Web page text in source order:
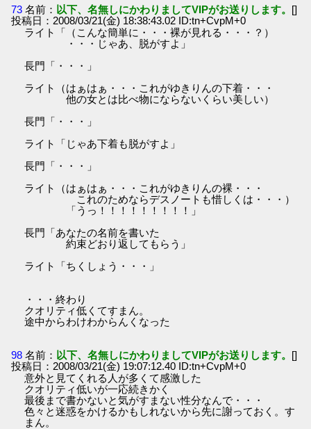
73 名前： 以下、名無しにかわりましてVIPがお送りします。 []
投稿日：2008/03/21(金) 18:38:43.02 ID:tn+CvpM+0
ライト「（こんな簡単に・・・裸が見れる・・・？）
・・・じゃあ、脱がすよ」
長門「・・・」
ライト（はぁはぁ・・・これがゆきりんの下着・・・
他の女とは比べ物にならないくらい美しい）
長門「・・・」
ライト「じゃあ下着も脱がすよ」
長門「・・・」
ライト（はぁはぁ・・・これがゆきりんの裸・・・
これのためならデスノートも惜しくは・・・）
「うっ！！！！！！！！！」
長門「あなたの名前を書いた
約束どおり返してもらう」
ライト「ちくしょう・・・」
・・・終わり
クオリティ低くてすまん。
途中からわけわからんくなった
98 名前： 以下、名無しにかわりましてVIPがお送りします。 []
投稿日：2008/03/21(金) 19:07:12.40 ID:tn+CvpM+0
意外と見てくれる人が多くて感激した
クオリティ低いが一応続きかく
最後まで書かないと気がすまない性分なんで・・・
色々と迷惑をかけるかもしれないから先に謝っておく。す
まん。